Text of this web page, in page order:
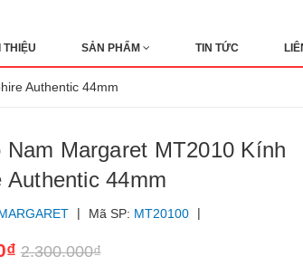
THIỆU SẢN PHẨM TIN TỨC
Authentic 44mm
Margaret MT2010 Kính
Authentic 44mm
| Mã SP: MT20100 |
2.300.000₫